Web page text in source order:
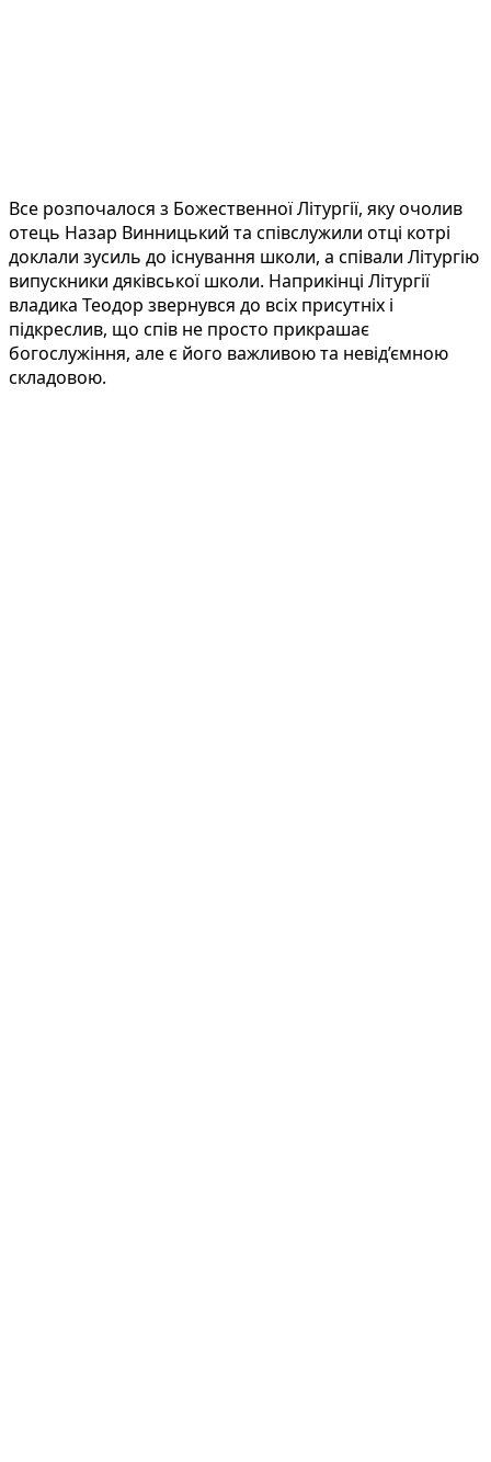
Все розпочалося з Божественної Літургії, яку очолив
отець Назар Винницький та співслужили отці котрі
доклали зусиль до існування школи, а співали Літургію
випускники дяківської школи. Наприкінці Літургії
владика Теодор звернувся до всіх присутніх і
підкреслив, що спів не просто прикрашає
богослужіння, але є його важливою та невід’ємною
складовою.